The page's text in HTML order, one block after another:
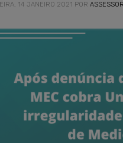
14 JANEIRO 2021 POR